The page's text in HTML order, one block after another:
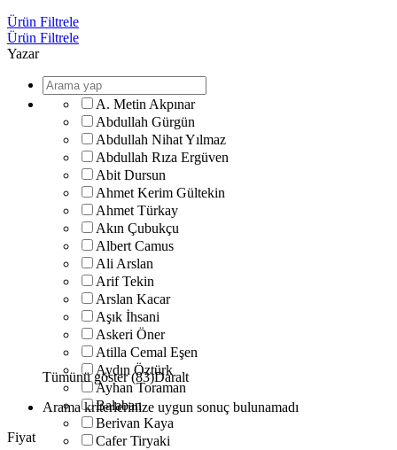
Ürün Filtrele
Ürün Filtrele
Yazar
A. Metin Akpınar
Abdullah Gürgün
Abdullah Nihat Yılmaz
Abdullah Rıza Ergüven
Abit Dursun
Ahmet Kerim Gültekin
Ahmet Türkay
Akın Çubukçu
Albert Camus
Ali Arslan
Arif Tekin
Arslan Kacar
Aşık İhsani
Askeri Öner
Atilla Cemal Eşen
Aydın Öztürk
Ayhan Toraman
Balaban
Berivan Kaya
Cafer Tiryaki
Tümünü göster (83)Daralt
Arama kriterlerinize uygun sonuç bulunamadı
Fiyat